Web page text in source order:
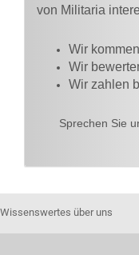
von Militaria
Wir
Wir
Wir zahlen
Sprechen Sie
Wissenswertes über uns